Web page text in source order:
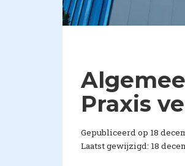
Praxis
Gepubliceerd op 18
Laatst gewijzigd: 18